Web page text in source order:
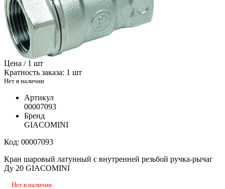
Цена / 1 шт
Кратность заказа: 1 шт
Нет в наличии
Артикул
00007093
Бренд
GIACOMINI
Код: 00007093
Кран шаровый латунный с внутренней резьбой ручка-рычаг
Ду 20 GIACOMINI
Нет в наличии